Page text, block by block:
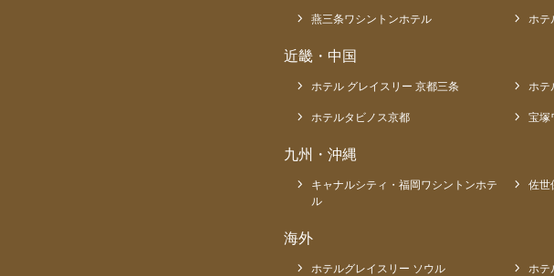
燕三条ワシントンホテル ホテ
近畿・中国
ホテル グレイスリー 京都三条 ホテ
ホテルタビノス京都 宝塚
九州・沖縄
キャナルシティ・福岡ワシントンホテ
ル
佐世
海外
ホテルグレイスリー ソウル ホテ